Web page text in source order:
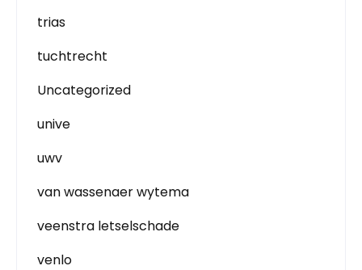
trias
tuchtrecht
Uncategorized
unive
uwv
van wassenaer wytema
veenstra letselschade
venlo